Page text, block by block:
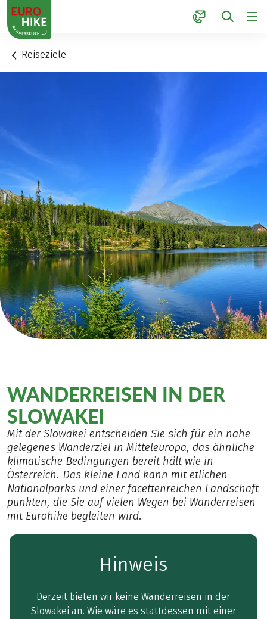
1
Reiseziele
WANDERREISEN IN DER
SLOWAKEI
Mit der Slowakei entscheiden Sie sich für ein nahe
gelegenes Wanderziel in Mitteleuropa, das ähnliche
klimatische Bedingungen bereit hält wie in
Österreich. Das kleine Land kann mit etlichen
Nationalparks und einer facettenreichen Landschaft
punkten, die Sie auf vielen Wegen bei Wanderreisen
mit Eurohike begleiten wird.
Hinweis
Derzeit bieten wir keine Wanderreisen in der
Slowakei an. Wie wäre es stattdessen mit einer